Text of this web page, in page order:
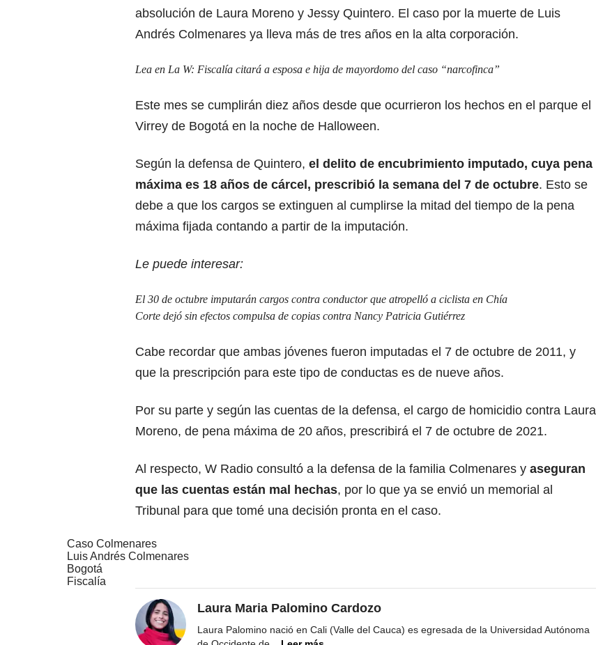
absolución de Laura Moreno y Jessy Quintero. El caso por la muerte de Luis
Andrés Colmenares ya lleva más de tres años en la alta corporación.
Lea en La W: Fiscalía citará a esposa e hija de mayordomo del caso “narcofinca”
Este mes se cumplirán diez años desde que ocurrieron los hechos en el parque el
Virrey de Bogotá en la noche de Halloween.
Según la defensa de Quintero, el delito de encubrimiento imputado, cuya pena
máxima es 18 años de cárcel, prescribió la semana del 7 de octubre. Esto se
debe a que los cargos se extinguen al cumplirse la mitad del tiempo de la pena
máxima fijada contando a partir de la imputación.
Le puede interesar:
El 30 de octubre imputarán cargos contra conductor que atropelló a ciclista en Chía
Corte dejó sin efectos compulsa de copias contra Nancy Patricia Gutiérrez
Cabe recordar que ambas jóvenes fueron imputadas el 7 de octubre de 2011, y
que la prescripción para este tipo de conductas es de nueve años.
Por su parte y según las cuentas de la defensa, el cargo de homicidio contra Laura
Moreno, de pena máxima de 20 años, prescribirá el 7 de octubre de 2021.
Al respecto, W Radio consultó a la defensa de la familia Colmenares y aseguran
que las cuentas están mal hechas, por lo que ya se envió un memorial al
Tribunal para que tomé una decisión pronta en el caso.
Caso Colmenares
Luis Andrés Colmenares
Bogotá
Fiscalía
Laura Maria Palomino Cardozo
Laura Palomino nació en Cali (Valle del Cauca) es egresada de la Universidad Autónoma